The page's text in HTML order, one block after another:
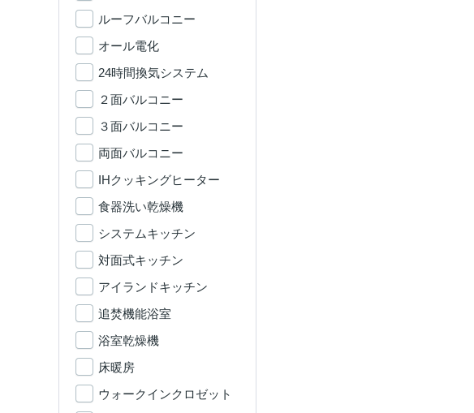
ルーフバルコニー
オール電化
24時間換気システム
２面バルコニー
３面バルコニー
両面バルコニー
IHクッキングヒーター
食器洗い乾燥機
システムキッチン
対面式キッチン
アイランドキッチン
追焚機能浴室
浴室乾燥機
床暖房
ウォークインクロゼット